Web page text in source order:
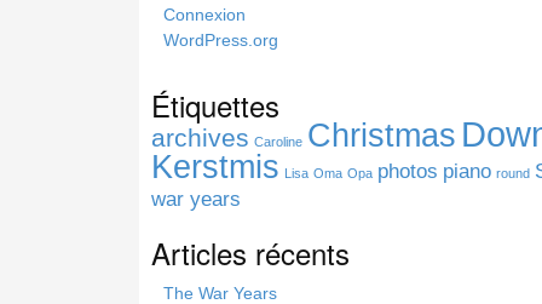
i
e
Connexion
WordPress.org
Étiquettes
archives Caroline Christmas
Kerstmis Lisa Oma Opa photos piano round
war years
Articles récents
The War Years